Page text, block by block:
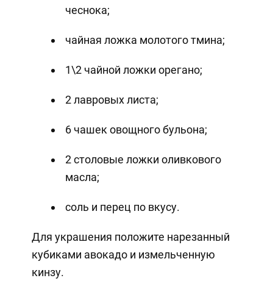
чеснока;
чайная ложка молотого тмина;
1\2 чайной ложки орегано;
2 лавровых листа;
6 чашек овощного бульона;
2 столовые ложки оливкового
масла;
соль и перец по вкусу.
Для украшения положите нарезанный
кубиками авокадо и измельченную
кинзу.